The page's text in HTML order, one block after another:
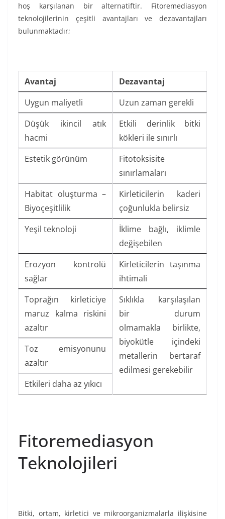
hoş karşılanan bir alternatiftir. Fitoremediasyon
teknolojilerinin çeşitli avantajları ve dezavantajları
bulunmaktadır;
Avantaj
Dezavantaj
Uygun maliyetli
Uzun zaman gerekli
Düşük ikincil atık
hacmi
Etkili derinlik bitki
kökleri ile sınırlı
Estetik görünüm
Fitotoksisite
sınırlamaları
Habitat oluşturma –
Biyoçeşitlilik
Kirleticilerin kaderi
çoğunlukla belirsiz
Yeşil teknoloji
İklime bağlı, iklimle
değişebilen
Erozyon kontrolü
sağlar
Kirleticilerin taşınma
ihtimali
Toprağın kirleticiye
maruz kalma riskini
azaltır
Sıklıkla karşılaşılan
bir durum
olmamakla birlikte,
biyokütle içindeki
metallerin bertaraf
edilmesi gerekebilir
Toz emisyonunu
azaltır
Etkileri daha az yıkıcı
Fitoremediasyon
Teknolojileri
Bitki, ortam, kirletici ve mikroorganizmalarla ilişkisine